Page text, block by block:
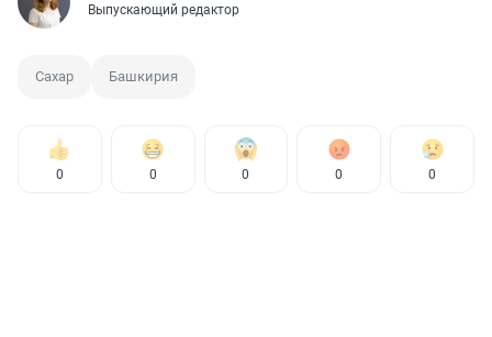
Выпускающий редактор
Сахар Башкирия
0 0 0 0 0